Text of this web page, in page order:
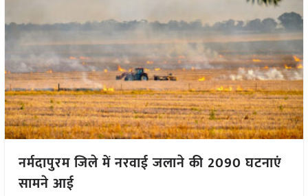
नर्मदापुरम जिले में नरवाई जलाने की 2090 घटनाएं
सामने आई